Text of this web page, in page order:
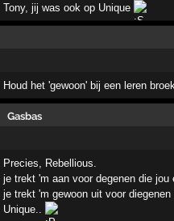
Tony, jij was ook op Unique
Houd het 'gewoon' bij een leren
Gasbas
Precies, Rebellious.
je trekt 'm aan voor degenen die
je trekt 'm gewoon uit voor
Unique..